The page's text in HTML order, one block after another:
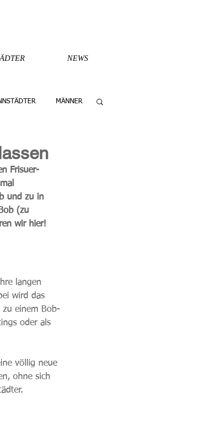
NEWS
MÄNNER
Frisuer-
und zu in
(zu
wir hier!
langen
wird das
zu einem Bob-
oder als
völlig neue
ohne sich